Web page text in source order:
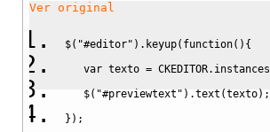
Ver original
$( "#editor" ) . keyup( function( ) {
var texto = CKEDITOR. instances
$( "#previewtext" ) .text (texto) ;
} ) ;